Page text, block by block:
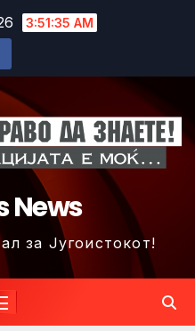
3:51:38 AM
News
за Југоистокот!